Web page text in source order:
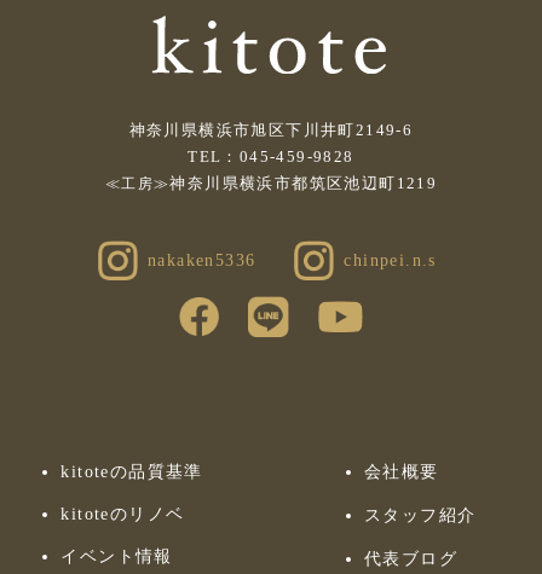
神奈川県横浜市旭区下川井町2149-6
TEL：045-459-9828
≪工房≫神奈川県横浜市都筑区池辺町1219
nakaken5336 chinpei.n.s
kitoteの品質基準
kitoteのリノベ
イベント情報
会社概要
スタッフ紹介
代表ブログ